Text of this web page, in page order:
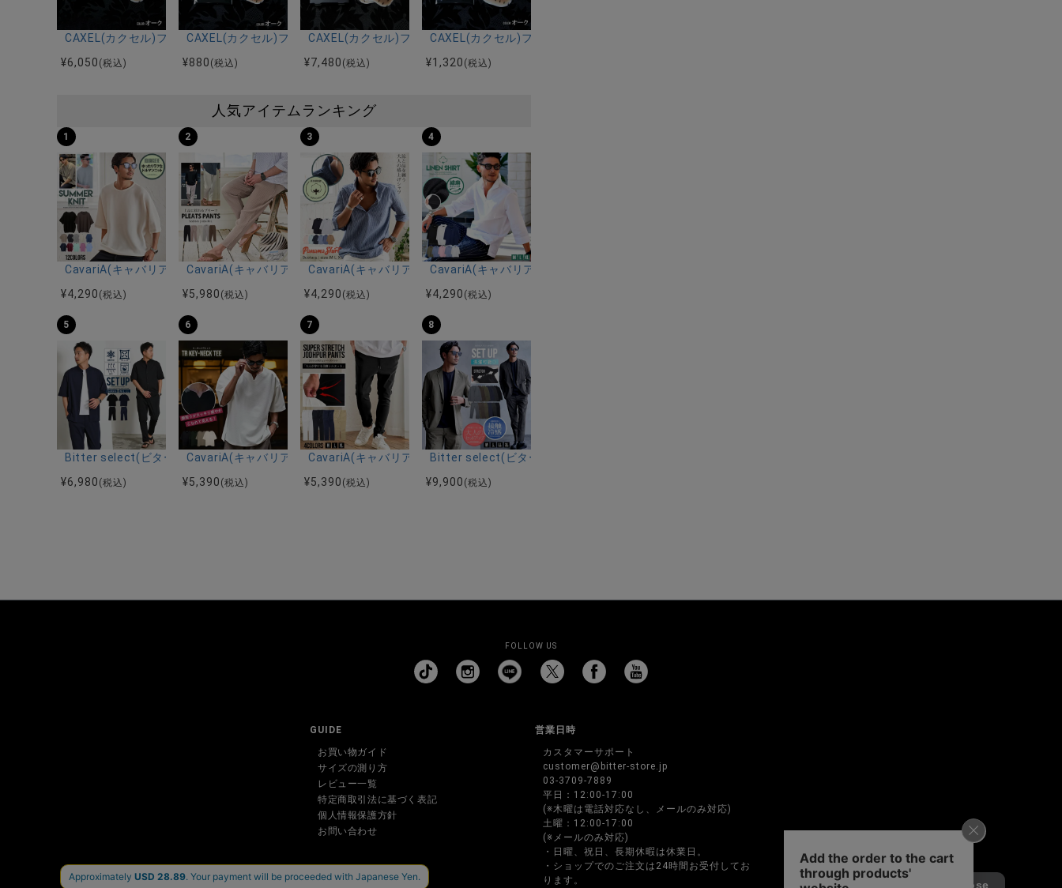
CAXEL(カクセル)フィルムLサイズ(120×80mm) 5枚入り/全2色
¥6,050 (税込)
CAXEL(カクセル)フィルムMサイズ(80×60mm) 1枚入り/全2色
¥880 (税込)
CAXEL(カクセル)フィルムMサイズ(80×60mm) 10枚入り/全2色
¥7,480 (税込)
CAXEL(カクセル)フィルムLサイズ(120×80mm) 1枚入り/全2色
¥1,320 (税込)
人気アイテムランキング
1
CavariA(キャバリア)12Gミラノリブクルーネックドルマンハーフスリーブニット/全12色
¥4,290 (税込)
2
CavariA(キャバリア)プリーツ加工イージーロングパンツ/全5色
¥5,980 (税込)
3
CavariA(キャバリア)パナマ織り7分袖カプリシャツ/全9色
¥4,290 (税込)
4
CavariA(キャバリア)コットンリネンホリゾンタルカラー7分袖カプリシャツ/全8色
¥4,290 (税込)
5
Bitter select(ビターセレクト)接触冷感スーパーストレッチバンドカラー半袖シャツ＆イージーパンツ/全2色
¥6,980 (税込)
6
CavariA(キャバリア)キーネック半袖Tシャツ/全4色
¥5,390 (税込)
7
CavariA(キャバリア)ストレッチジョッパーパンツ/全4色
¥5,390 (税込)
8
Bitter select(ビターセレクト)接触冷感スーパーストレッチテーラード＆スラックスパンツ セットアップ/全6色
¥9,900 (税込)
FOLLOW US
GUIDE
お買い物ガイド
サイズの測り方
レビュー一覧
特定商取引法に基づく表記
個人情報保護方針
お問い合わせ
営業日時
カスタマーサポート
customer@bitter-store.jp
03-3709-7889
平日：12:00-17:00
(※木曜は電話対応なし、メールのみ対応)
土曜：12:00-17:00
(※メールのみ対応)
・日曜、祝日、長期休暇は休業日。
・ショップでのご注文は24時間お受付してお
ります。